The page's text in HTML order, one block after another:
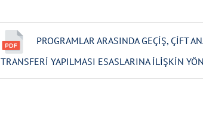
PROGRAMLAR ARASINDA GEÇİŞ, ÇİFT
TRANSFERİ YAPILMASI ESASLARINA İLİŞKİN